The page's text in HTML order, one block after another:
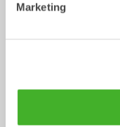
Marketing